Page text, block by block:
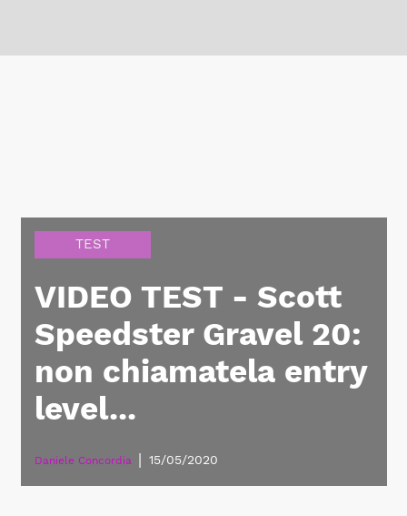
TEST
VIDEO TEST - Scott
Speedster Gravel 20:
non chiamatela entry
level...
Daniele Concordia 15/05/2020